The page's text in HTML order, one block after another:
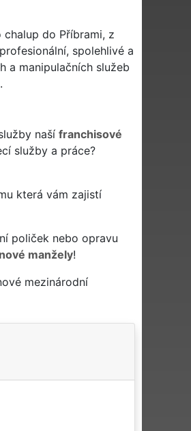
do Příbrami, z
spolehlivé a
a manipulačních služeb
naší franchisové
služby a práce?
která vám zajistí
poliček nebo opravu
manžely!
mezinárodní